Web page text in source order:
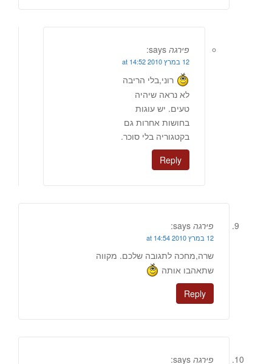
פירגה says:
12 במרץ 2010 at 14:52
רוני,בלי הריבה
לא נראה שיהיה
טעים. יש עוגות
בחושות אחרות גם
בקטגוריה בלי סוכר.
Reply
פירגה says:
12 במרץ 2010 at 14:54
שרה,מחכה לתגובה שלכם. מקווה
שתאהבו אותה
Reply
פירגה says: